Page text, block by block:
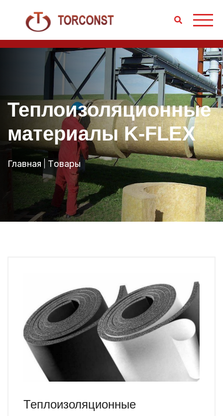
Теплоизоляционные
материалы K-FLEX
Главная Товары
Теплоизоляционные